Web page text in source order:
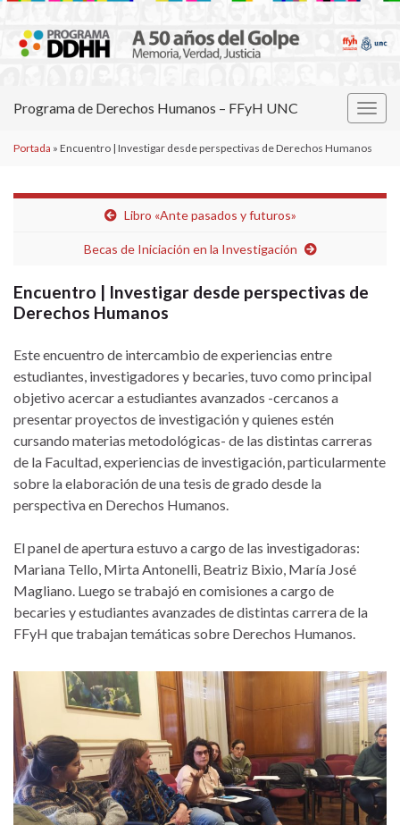
Programa de Derechos Humanos – FFyH UNC
Portada » Encuentro | Investigar desde perspectivas de Derechos Humanos
Libro «Ante pasados y futuros»
Becas de Iniciación en la Investigación
Encuentro | Investigar desde perspectivas de
Derechos Humanos
Este encuentro de intercambio de experiencias entre
estudiantes, investigadores y becaries, tuvo como principal
objetivo acercar a estudiantes avanzados -cercanos a
presentar proyectos de investigación y quienes estén
cursando materias metodológicas- de las distintas carreras
de la Facultad, experiencias de investigación, particularmente
sobre la elaboración de una tesis de grado desde la
perspectiva en Derechos Humanos.
El panel de apertura estuvo a cargo de las investigadoras:
Mariana Tello, Mirta Antonelli, Beatriz Bixio, María José
Magliano. Luego se trabajó en comisiones a cargo de
becaries y estudiantes avanzades de distintas carrera de la
FFyH que trabajan temáticas sobre Derechos Humanos.